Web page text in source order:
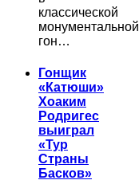
классической
монументальной
гон…
Гонщик
«Катюши»
Хоаким
Родригес
выиграл
«Тур
Страны
Басков»